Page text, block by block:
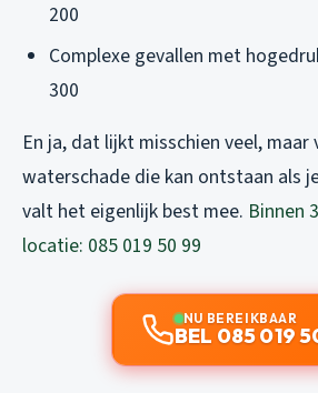
200
Complexe gevallen met
300
En ja, dat lijkt misschien veel,
waterschade die kan ontstaan als
valt het eigenlijk best mee. Binnen
locatie: 085 019 50 99
NU BEREIKBAAR
BEL 085 019